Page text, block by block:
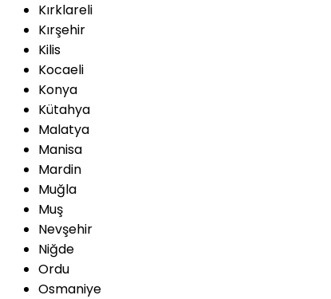
Kırklareli
Kırşehir
Kilis
Kocaeli
Konya
Kütahya
Malatya
Manisa
Mardin
Muğla
Muş
Nevşehir
Niğde
Ordu
Osmaniye